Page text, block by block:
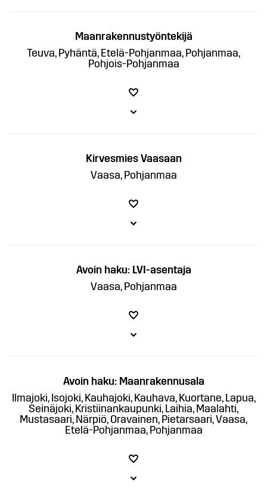
Maanrakennustyöntekijä
Teuva, Pyhäntä, Etelä-Pohjanmaa, Pohjanmaa,
Pohjois-Pohjanmaa
Kirvesmies Vaasaan
Vaasa, Pohjanmaa
Avoin haku: LVI-asentaja
Vaasa, Pohjanmaa
Avoin haku: Maanrakennusala
Ilmajoki, Isojoki, Kauhajoki, Kauhava, Kuortane, Lapua,
Seinäjoki, Kristiinankaupunki, Laihia, Maalahti,
Mustasaari, Närpiö, Oravainen, Pietarsaari, Vaasa,
Etelä-Pohjanmaa, Pohjanmaa